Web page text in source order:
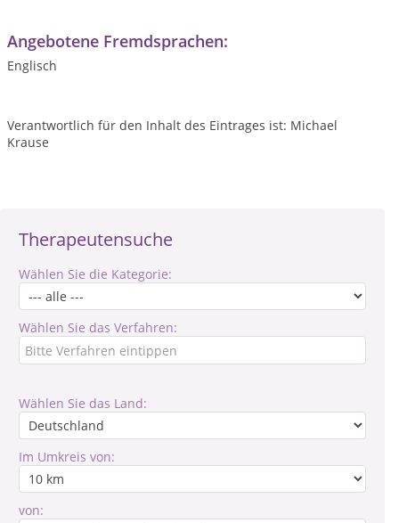
Therapeutensuche
Wählen Sie die Kategorie:
Wählen Sie das Verfahren:
Wählen Sie das Land:
Im Umkreis von:
von:
Angebotene Fremdsprachen:
Englisch
Verantwortlich für den Inhalt des Eintrages ist: Michael
Krause